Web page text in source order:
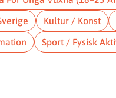
Kultur / Konst
Sport / Fysisk